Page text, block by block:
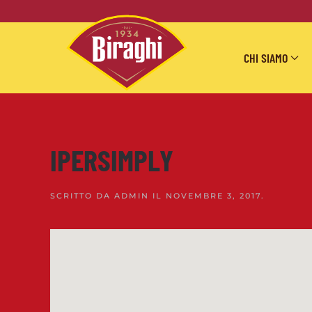
Skip to main content
CHI SIAMO
IPERSIMPLY
SCRITTO DA ADMIN IL NOVEMBRE 3, 2017.